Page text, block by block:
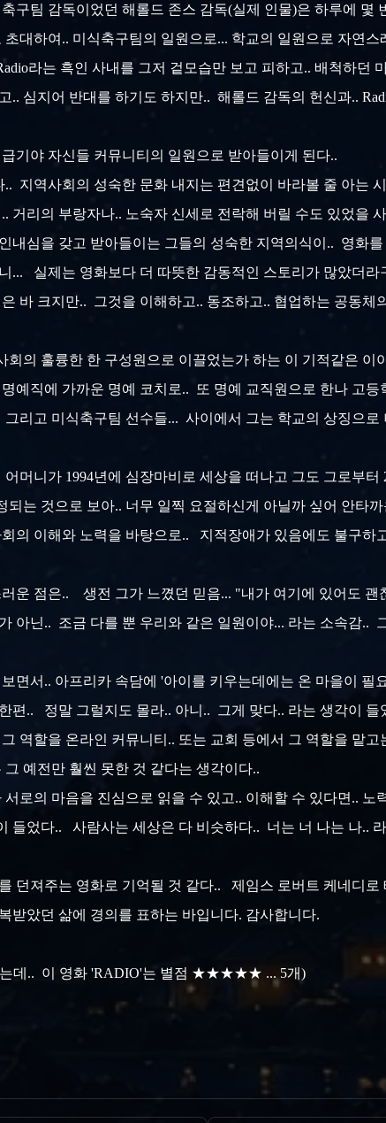
구팀 감독이었던 해롤드 존스 감독(실제 인물)은 하루에 몇
대하여.. 미식축구팀의 일원으로... 학교의 일원으로 자연스
라는 흑인 사내를 그저 겉모습만 보고 피하고.. 배척하던
.. 심지어 반대를 하기도 하지만.. 해롤드 감독의 헌신과..
기야 자신들 커뮤니티의 일원으로 받아들이게 된다..
.. 지역사회의 성숙한 문화 내지는 편견없이 바라볼 줄 아는
거리의 부랑자나.. 노숙자 신세로 전락해 버릴 수도 있었을
내심을 갖고 받아들이는 그들의 성숙한 지역의식이.. 영화
... 실제는 영화보다 더 따뜻한 감동적인 스토리가 많았더라
바 크지만.. 그것을 이해하고.. 동조하고.. 협업하는 공동체
회의 훌륭한 한 구성원으로 이끌었는가 하는 이 기적같은
예직에 가까운 명예 코치로.. 또 명예 교직원으로 한나 고
리고 미식축구팀 선수들... 사이에서 그는 학교의 상징으
머니가 1994년에 심장마비로 세상을 떠나고 그도 그로부터
는 것으로 보아.. 너무 일찍 요절하신게 아닐까 싶어 안타
의 이해와 노력을 바탕으로.. 지적장애가 있음에도 불구하
운 점은.. 생전 그가 느꼈던 믿음... "내가 여기에 있어도 괜
아닌.. 조금 다를 뿐 우리와 같은 일원이야... 라는 소속감..
면서.. 아프리카 속담에 '아이를 키우는데에는 온 마을이 필
편.. 정말 그럴지도 몰라.. 아니.. 그게 맞다.. 라는 생각이 들
역할을 온라인 커뮤니티.. 또는 교회 등에서 그 역할을 맡
예전만 훨씬 못한 것 같다는 생각이다..
로의 마음을 진심으로 읽을 수 있고.. 이해할 수 있다면.. 노
들었다.. 사람사는 세상은 다 비슷하다.. 너는 너 나는 나..
던져주는 영화로 기억될 것 같다.. 제임스 로버트 케네디로
받았던 삶에 경의를 표하는 바입니다. 감사합니다.
는데.. 이 영화 'RADIO'는 별점 ★★★★★ ... 5개)